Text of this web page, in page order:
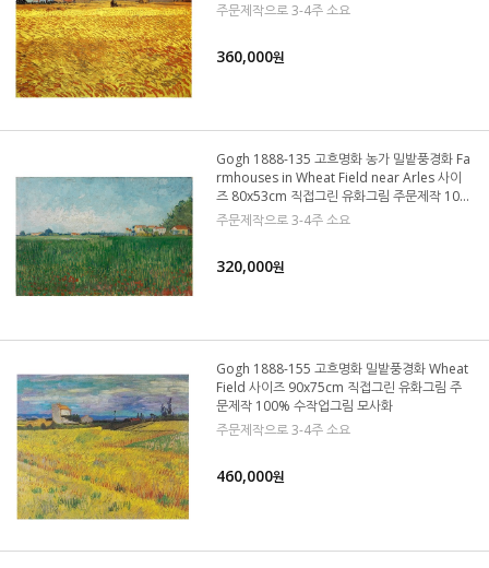
주문제작으로 3-4주 소요
360,000원
Gogh 1888-135 고흐명화 농가 밀밭풍경화 Fa
rmhouses in Wheat Field near Arles 사이
즈 80x53cm 직접그린 유화그림 주문제작 10
0% 수작업그림 레플리카 모사화
주문제작으로 3-4주 소요
320,000원
Gogh 1888-155 고흐명화 밀밭풍경화 Wheat
Field 사이즈 90x75cm 직접그린 유화그림 주
문제작 100% 수작업그림 모사화
주문제작으로 3-4주 소요
460,000원